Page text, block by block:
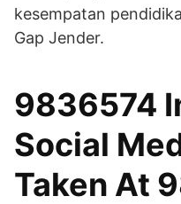
kesempatan
Gap Jender.
9836574
Social
Taken At